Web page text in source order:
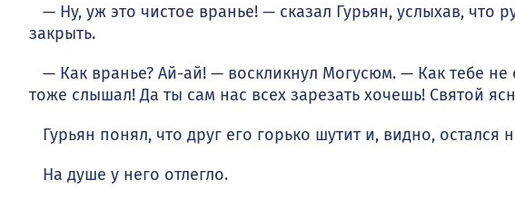
— Ну, уж это чистое вранье! — сказал Гурьян, ус­лыхав, что
закрыть.
— Как вранье? Ай-ай! — воскликнул Могусюм. — Как тебе не
тоже слышал! Да ты сам нас всех зарезать хочешь! Свя­той
Гурьян понял, что друг его горько шутит и, видно, остался
На душе у него отлегло.